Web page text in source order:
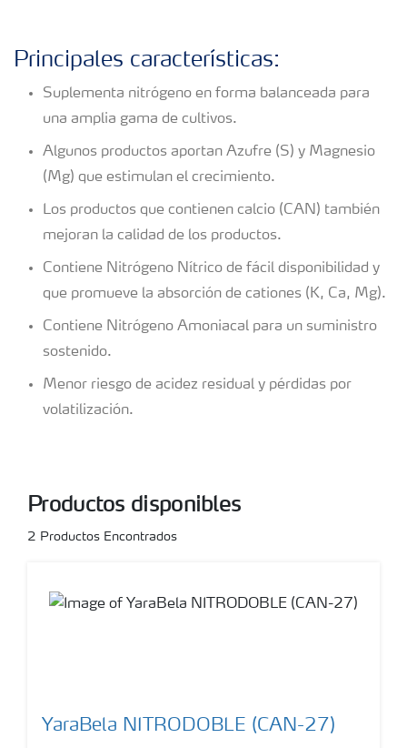
Principales características:
Suplementa nitrógeno en forma balanceada para
una amplia gama de cultivos.
Algunos productos aportan Azufre (S) y Magnesio
(Mg) que estimulan el crecimiento.
Los productos que contienen calcio (CAN) también
mejoran la calidad de los productos.
Contiene Nitrógeno Nítrico de fácil disponibilidad y
que promueve la absorción de cationes (K, Ca, Mg).
Contiene Nitrógeno Amoniacal para un suministro
sostenido.
Menor riesgo de acidez residual y pérdidas por
volatilización.
Productos disponibles
2 Productos Encontrados
YaraBela NITRODOBLE (CAN-27)